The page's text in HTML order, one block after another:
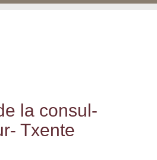
la con­sul­
Txen­te